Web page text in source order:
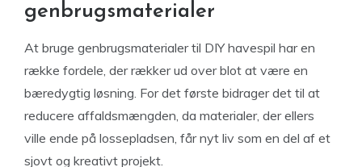
genbrugsmaterialer
At bruge genbrugsmaterialer til DIY havespil har en
række fordele, der rækker ud over blot at være en
bæredygtig løsning. For det første bidrager det til at
reducere affaldsmængden, da materialer, der ellers
ville ende på lossepladsen, får nyt liv som en del af et
sjovt og kreativt projekt.